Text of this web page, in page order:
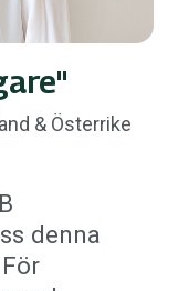
& Österrike
denna